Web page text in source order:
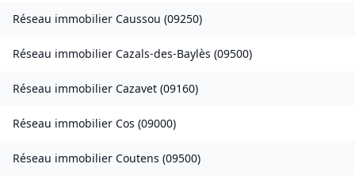
Réseau immobilier Caussou (09250)
Réseau immobilier Cazals-des-Baylès (09500)
Réseau immobilier Cazavet (09160)
Réseau immobilier Cos (09000)
Réseau immobilier Coutens (09500)